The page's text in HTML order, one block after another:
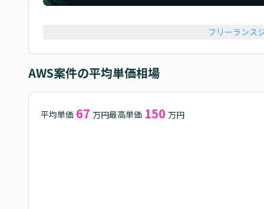
フリーランス
AWS案件の平均単価相場
平均単価 67 万円最高単価 150 万円